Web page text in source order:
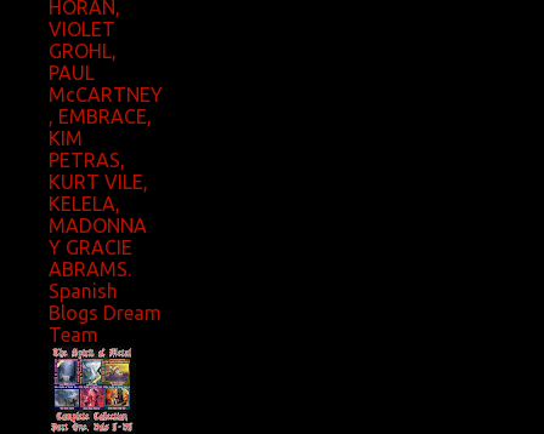
HORAN,
VIOLET
GROHL,
PAUL
McCARTNEY
, EMBRACE,
KIM
PETRAS,
KURT VILE,
KELELA,
MADONNA
Y GRACIE
ABRAMS.
Spanish
Blogs Dream
Team